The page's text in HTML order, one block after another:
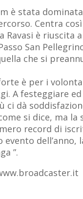
è stata
Centra
Ravasi è
San
che si
è per i
A festeggiare
ci dà
come si dice, ma
record di
evento
”.